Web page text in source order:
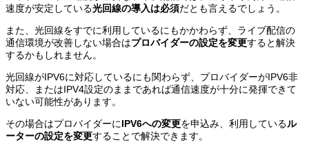
速度が安定している光回線の導入は必須だとも言えるでしょう。
また、光回線をすでに利用しているにもかかわらず、ライブ配信の
通信環境が改善しない場合はプロバイダーの設定を変更すると解決
するかもしれません。
光回線がIPV6に対応しているにも関わらず、プロバイダーがIPV6非
対応、またはIPV4設定のままであれば通信速度が十分に発揮できて
いない可能性があります。
その場合はプロバイダーにIPV6への変更を申込み、利用しているル
ーターの設定を変更することで解決できます。